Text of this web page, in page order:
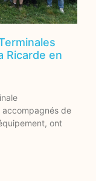
Ricarde en
accompagnés de
ont